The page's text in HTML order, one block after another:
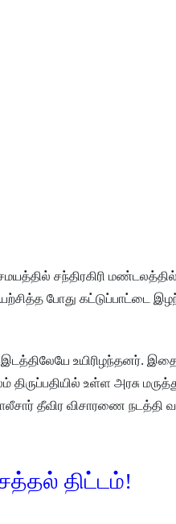
சந்திரகிரி
போது கட்டுப்பாட்டை
உயிரிழந்தனர்.
உள்ள அரசு
தீவிர விசாரணை நடத்தி
திட்டம்!